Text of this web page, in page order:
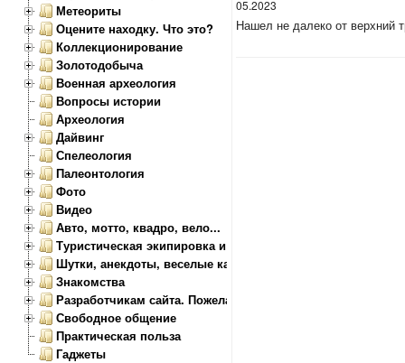
05.2023
Нашел не далеко от верхний
Метеориты
Оцените находку. Что это?
Коллекционирование
Золотодобыча
Военная археология
Вопросы истории
Археология
Дайвинг
Спелеология
Палеонтология
Фото
Видео
Авто, мотто, квадро, вело...
Туристическая экипировка и снаряжение
Шутки, анекдоты, веселые картинки
Знакомства
Разработчикам сайта. Пожелания, замечания.
Свободное общение
Практическая польза
Гаджеты